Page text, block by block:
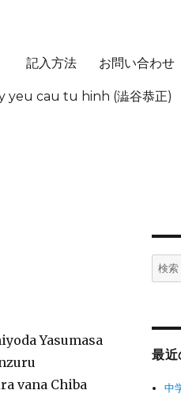
記入方法 お問い合わせ
yeu cau tu hinh (澁谷恭正)
Yasumasa
vana Chiba
検
索:
最近
中